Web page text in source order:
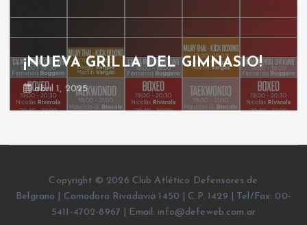
¡NUEVA GRILLA DEL GIMNASIO!
abril 1, 2025
Copyright © 2026 Club Atlético Defensores de
Belgrano | Comodoro Rivadavia 1450 | C.P. 1429 | Tel/Fax: 00-
5411-4702-8967 | Email: info@defeweb.com.ar